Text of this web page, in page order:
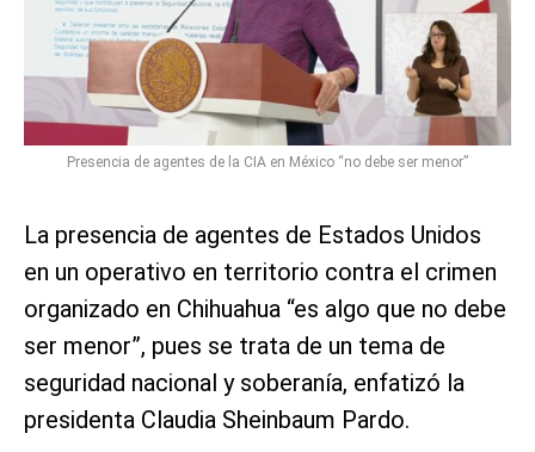
Presencia de agentes de la CIA en México “no debe ser menor”
La presencia de agentes de Estados Unidos
en un operativo en territorio contra el crimen
organizado en Chihuahua “es algo que no debe
ser menor”, pues se trata de un tema de
seguridad nacional y soberanía, enfatizó la
presidenta Claudia Sheinbaum Pardo.